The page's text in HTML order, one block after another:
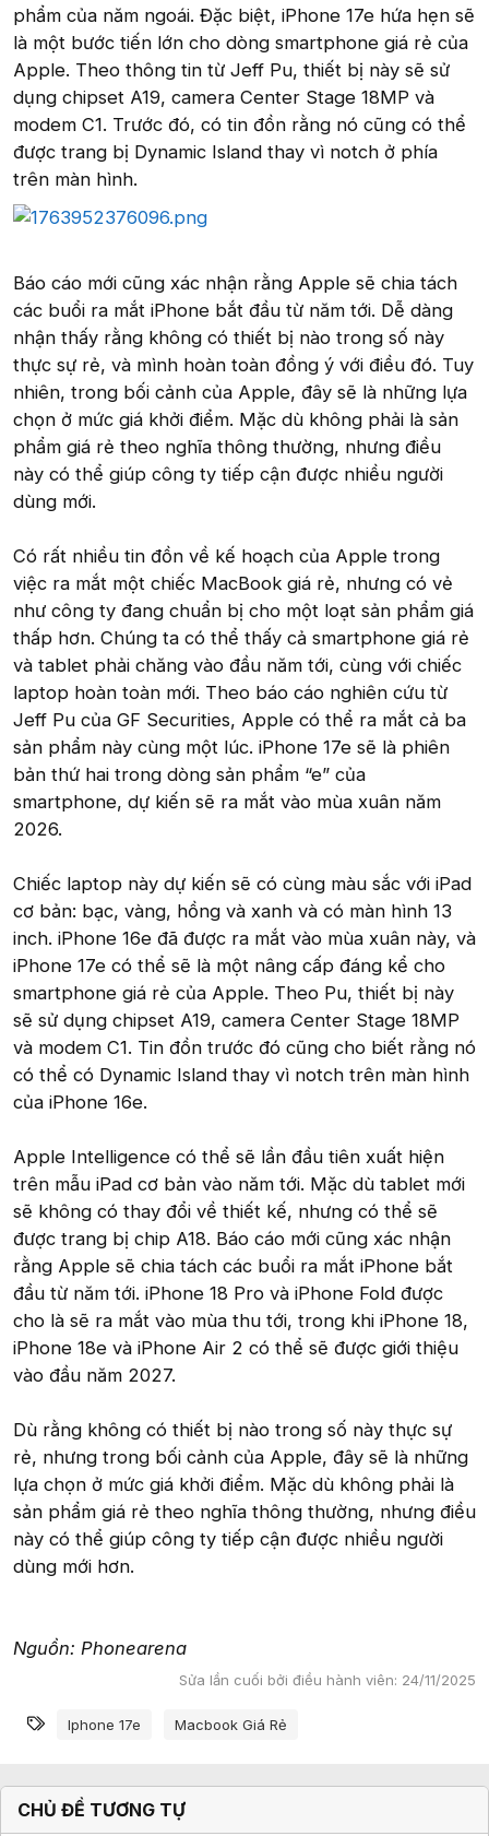
phẩm của năm ngoái. Đặc biệt, iPhone 17e hứa hẹn sẽ
là một bước tiến lớn cho dòng smartphone giá rẻ của
Apple. Theo thông tin từ Jeff Pu, thiết bị này sẽ sử
dụng chipset A19, camera Center Stage 18MP và
modem C1. Trước đó, có tin đồn rằng nó cũng có thể
được trang bị Dynamic Island thay vì notch ở phía
trên màn hình.
Báo cáo mới cũng xác nhận rằng Apple sẽ chia tách
các buổi ra mắt iPhone bắt đầu từ năm tới. Dễ dàng
nhận thấy rằng không có thiết bị nào trong số này
thực sự rẻ, và mình hoàn toàn đồng ý với điều đó. Tuy
nhiên, trong bối cảnh của Apple, đây sẽ là những lựa
chọn ở mức giá khởi điểm. Mặc dù không phải là sản
phẩm giá rẻ theo nghĩa thông thường, nhưng điều
này có thể giúp công ty tiếp cận được nhiều người
dùng mới.
Có rất nhiều tin đồn về kế hoạch của Apple trong
việc ra mắt một chiếc MacBook giá rẻ, nhưng có vẻ
như công ty đang chuẩn bị cho một loạt sản phẩm giá
thấp hơn. Chúng ta có thể thấy cả smartphone giá rẻ
và tablet phải chăng vào đầu năm tới, cùng với chiếc
laptop hoàn toàn mới. Theo báo cáo nghiên cứu từ
Jeff Pu của GF Securities, Apple có thể ra mắt cả ba
sản phẩm này cùng một lúc. iPhone 17e sẽ là phiên
bản thứ hai trong dòng sản phẩm “e” của
smartphone, dự kiến sẽ ra mắt vào mùa xuân năm
2026.
Chiếc laptop này dự kiến sẽ có cùng màu sắc với iPad
cơ bản: bạc, vàng, hồng và xanh và có màn hình 13
inch. iPhone 16e đã được ra mắt vào mùa xuân này, và
iPhone 17e có thể sẽ là một nâng cấp đáng kể cho
smartphone giá rẻ của Apple. Theo Pu, thiết bị này
sẽ sử dụng chipset A19, camera Center Stage 18MP
và modem C1. Tin đồn trước đó cũng cho biết rằng nó
có thể có Dynamic Island thay vì notch trên màn hình
của iPhone 16e.
Apple Intelligence có thể sẽ lần đầu tiên xuất hiện
trên mẫu iPad cơ bản vào năm tới. Mặc dù tablet mới
sẽ không có thay đổi về thiết kế, nhưng có thể sẽ
được trang bị chip A18. Báo cáo mới cũng xác nhận
rằng Apple sẽ chia tách các buổi ra mắt iPhone bắt
đầu từ năm tới. iPhone 18 Pro và iPhone Fold được
cho là sẽ ra mắt vào mùa thu tới, trong khi iPhone 18,
iPhone 18e và iPhone Air 2 có thể sẽ được giới thiệu
vào đầu năm 2027.
Dù rằng không có thiết bị nào trong số này thực sự
rẻ, nhưng trong bối cảnh của Apple, đây sẽ là những
lựa chọn ở mức giá khởi điểm. Mặc dù không phải là
sản phẩm giá rẻ theo nghĩa thông thường, nhưng điều
này có thể giúp công ty tiếp cận được nhiều người
dùng mới hơn.
Nguồn: Phonearena
Sửa lần cuối bởi điều hành viên: 24/11/2025
Từ khóa
Iphone 17e Macbook Giá Rẻ
CHỦ ĐỀ TƯƠNG TỰ